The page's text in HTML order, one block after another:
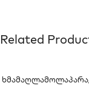
Related